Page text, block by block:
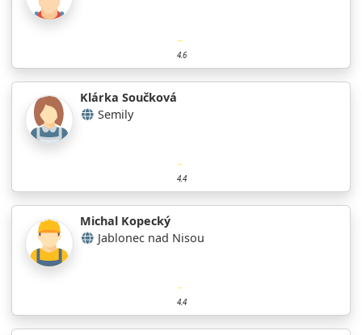
4.6
Klárka Součková
Semily
4.4
Michal Kopecký
Jablonec nad Nisou
4.4